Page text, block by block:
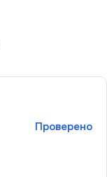
Проверено